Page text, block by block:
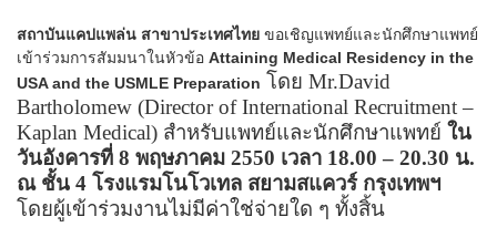
สถาบันแคปแพล่น สาขาประเทศไทย ขอเชิญแพทย์และนักศึกษาแพทย์
เข้าร่วมการสัมมนาในหัวข้อ Attaining Medical Residency in the
USA and the USMLE Preparation โดย Mr.David
Bartholomew (Director of International Recruitment –
Kaplan Medical) สำหรับแพทย์และนักศึกษาแพทย์ ใน
วันอังคารที่ 8 พฤษภาคม 2550 เวลา 18.00– 20.30 น.
ณ ชั้น 4 โรงแรมโนโวเทล สยามสแควร์ กรุงเทพฯ
โดยผู้เข้าร่วมงานไม่มีค่าใช่จ่ายใด ๆ ทั้งสิ้น